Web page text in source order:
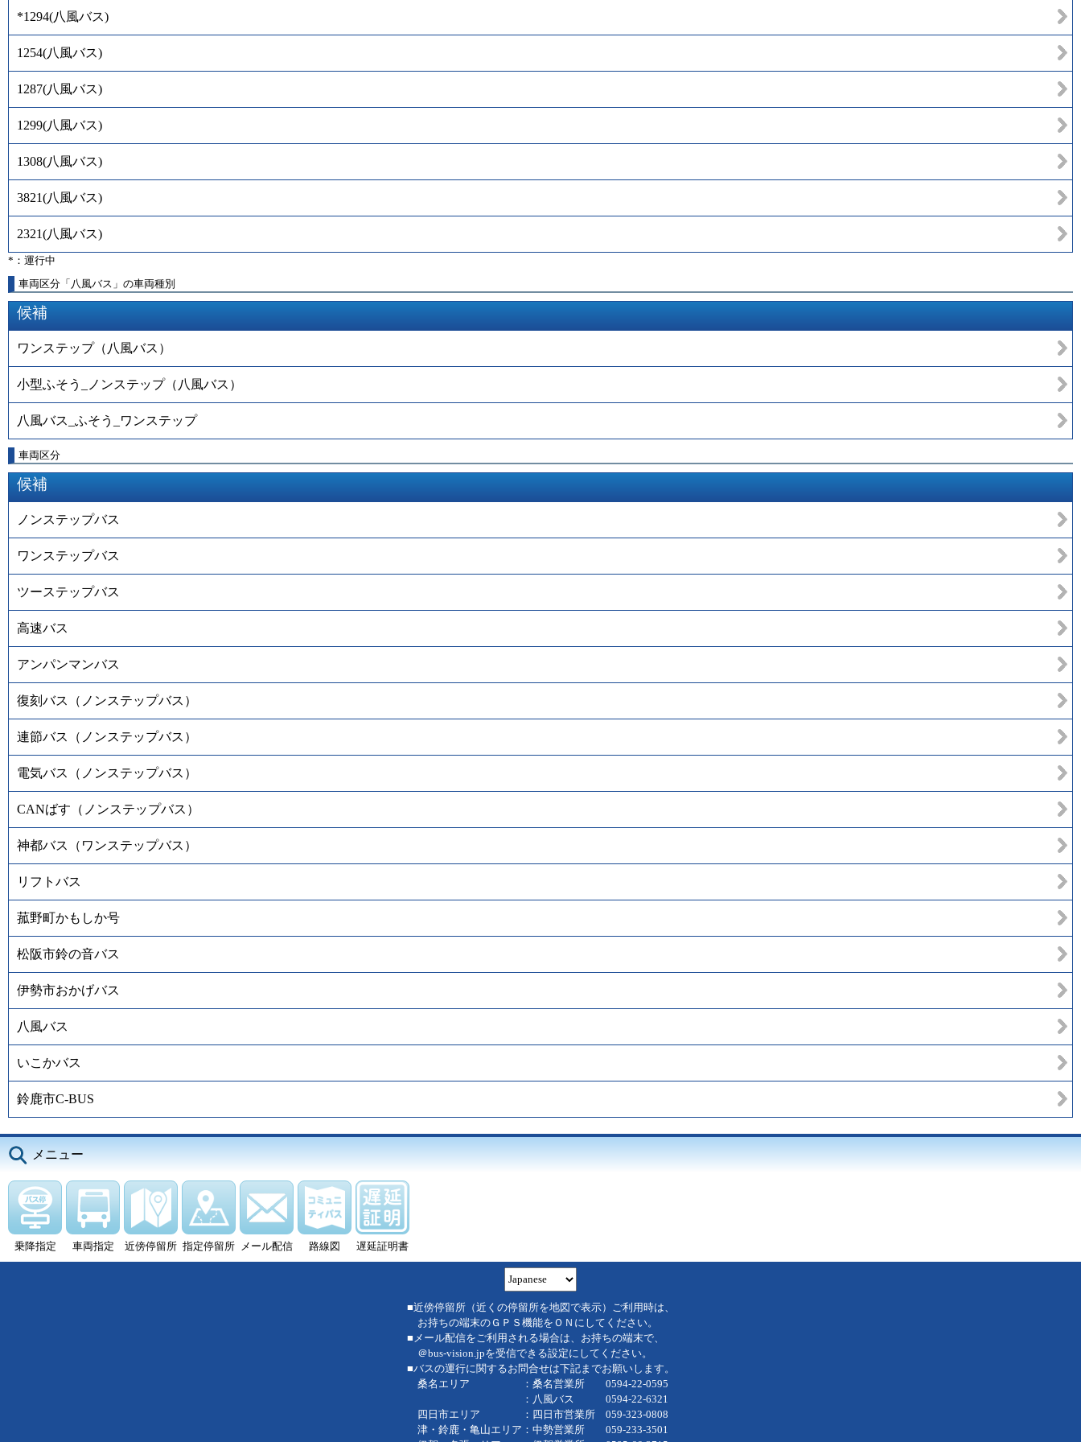
*1294(八風バス)
1254(八風バス)
1287(八風バス)
1299(八風バス)
1308(八風バス)
3821(八風バス)
2321(八風バス)
*：運行中
車両区分「八風バス」の車両種別
候補
ワンステップ（八風バス）
小型ふそう_ノンステップ（八風バス）
八風バス_ふそう_ワンステップ
車両区分
候補
ノンステップバス
ワンステップバス
ツーステップバス
高速バス
アンパンマンバス
復刻バス（ノンステップバス）
連節バス（ノンステップバス）
電気バス（ノンステップバス）
CANばす（ノンステップバス）
神都バス（ワンステップバス）
リフトバス
菰野町かもしか号
松阪市鈴の音バス
伊勢市おかげバス
八風バス
いこかバス
鈴鹿市C-BUS
メニュー
乗降指定 車両指定 近傍停留所 指定停留所 メール配信 路線図 遅延証明書
■近傍停留所（近くの停留所を地図で表示）ご利用時は、
お持ちの端末のＧＰＳ機能をＯＮにしてください。
■メール配信をご利用される場合は、お持ちの端末で、
＠bus-vision.jpを受信できる設定にしてください。
■バスの運行に関するお問合せは下記までお願いします。
桑名エリア ：桑名営業所 0594-22-0595
：八風バス 0594-22-6321
四日市エリア ：四日市営業所 059-323-0808
津・鈴鹿・亀山エリア：中勢営業所 059-233-3501